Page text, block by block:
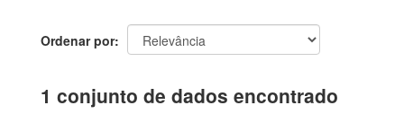
Ordenar por
1 conjunto de dados encontrado